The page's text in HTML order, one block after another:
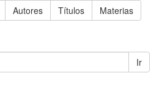
Autores Títulos Materias
Ir